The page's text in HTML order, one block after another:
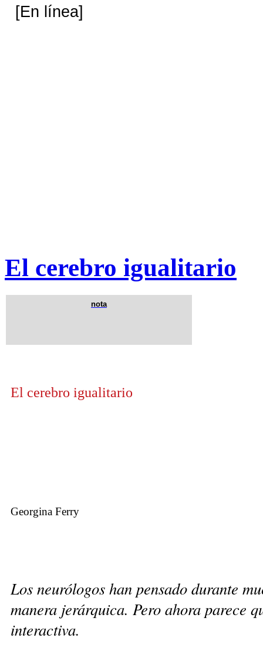
[En línea]
El cerebro igualitario
nota
El cerebro igualitario
Georgina Ferry
Los neurólogos han pensado durante
manera jerárquica. Pero ahora parece
interactiva.